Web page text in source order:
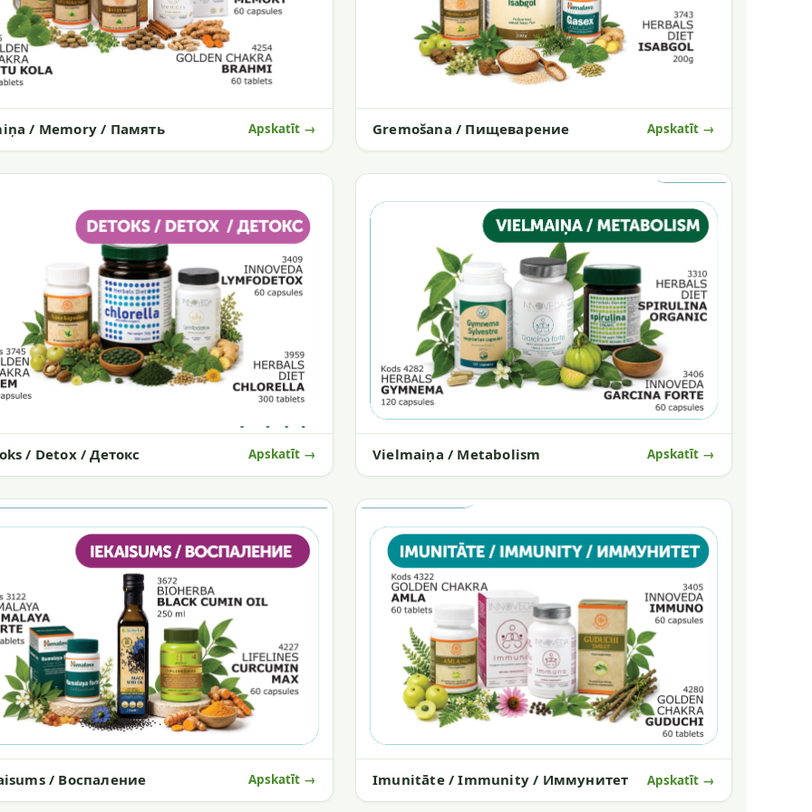
/ Memory / Память Apskatīt → Gremošana / Пищеварение Apskatīt →
/ Detox / Детокс Apskatīt → Vielmaiņa / Metabolism Apskatīt →
/ Воспаление Apskatīt → Imunitāte / Immunity / Иммунитет Apskatīt →